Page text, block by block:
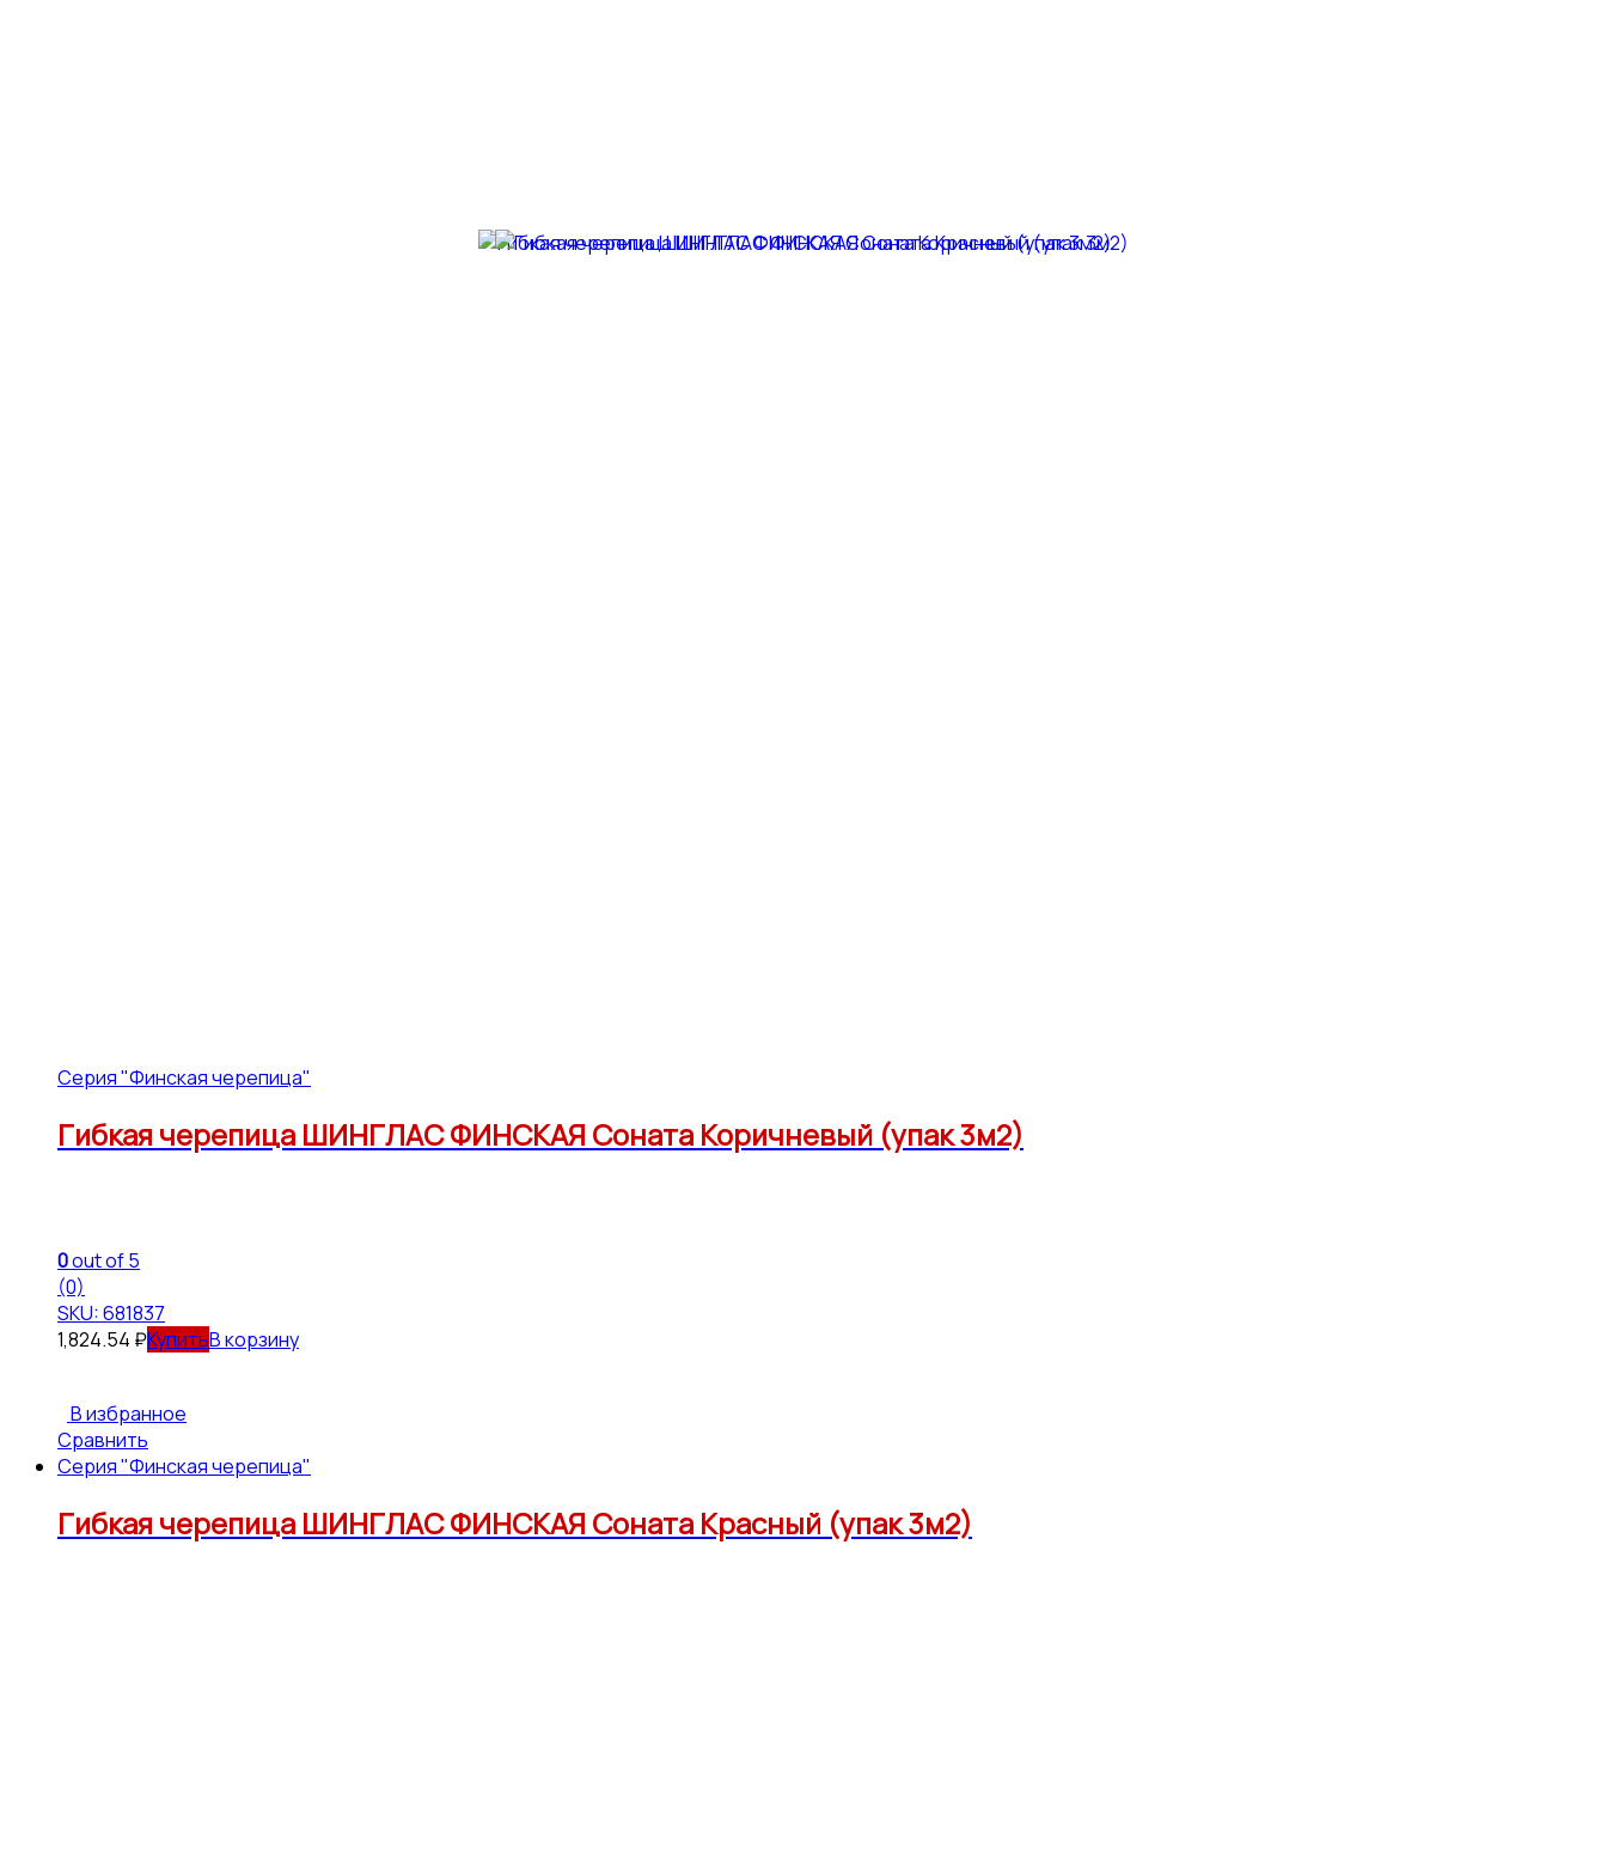
Серия "Финская черепица"
Гибкая черепица ШИНГЛАС ФИНСКАЯ Соната Коричневый (упак 3м2)
0out of 5
(0)
SKU: 681837
1,824.54 ₽ В корзину
В избранное
Сравнить
Серия "Финская черепица"
Гибкая черепица ШИНГЛАС ФИНСКАЯ Соната Красный (упак 3м2)